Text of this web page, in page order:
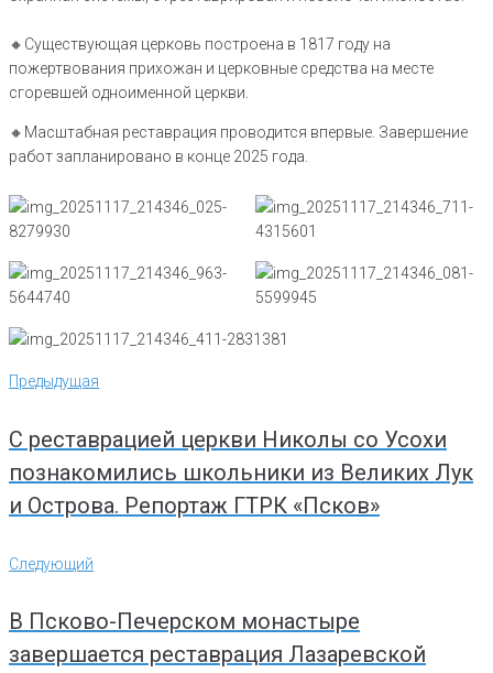
🔸Существующая церковь построена в 1817 году на
пожертвования прихожан и церковные средства на месте
сгоревшей одноименной церкви.
🔸Масштабная реставрация проводится впервые. Завершение
работ запланировано в конце 2025 года.
Навигация
по
Предыдущая
Предыдущая
С реставрацией церкви Николы со Усохи
познакомились школьники из Великих Лук
и Острова. Репортаж ГТРК «Псков»
Следующий
Следующий
В Псково-Печерском монастыре
завершается реставрация Лазаревской